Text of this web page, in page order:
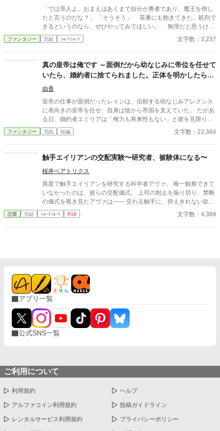
「では罪人よ。おまえはあくまで自分が勇者であり、魔王を倒し
たと言うのだな？」 「そうそう」 茶番にも飽きてきた。処刑で
きるというのなら、ぜひやってみてほしい。 無理だと思うけ
ど。
ファンタジー 完結 ｼｮｰﾄｼｮｰﾄ 文字数：3,237
真の皇帝は俺です ～面倒だから幼なじみに帝位を任せて
いたら、婚約者に捨てられました。正体を明かしたら全
員後悔してももう遅い～
由香
皇帝の仕事が面倒だったレインは、信頼する幼なじみアレクシス
に表向きの皇帝を任せ、自身は陰から帝国を支えていた。 だがあ
る日、婚約者エミリアは「権力も将来性もない」と彼を見限り婚
約破棄を宣言する。 しかし彼女は知らなかった。 帝国を動かして
いた真の支配者が誰なのかを。 これは全てを持ちながら隠してい
ファンタジー 完結 短編 文字数：22,384
触手エイリアンの交配実験〜研究者、被験体になる〜
桜井ベアトリクス
異星で触手エイリアンを研究する科学者アヴァ。 唯一観察できて
いなかったのは、彼らの交配儀式。 上司の制止を振り切り、禁断
の儀式を覗き見たアヴァは―― 交わる触手に、抑えきれない欲望
を覚える。 「私も……私も交配したい」 太く長い触手が、体の奥
深くまで侵入してくる。 研究者が、快楽の実験体になる夜。
恋愛 完結 ｼｮｰﾄｼｮｰﾄ R18 文字数：4,389
アプリ一覧
公式SNS一覧
ご利用について
利用規約 ヘルプ
アルファコイン利用規約 投稿ガイドライン
レンタルサービス利用規約 プライバシーポリシー